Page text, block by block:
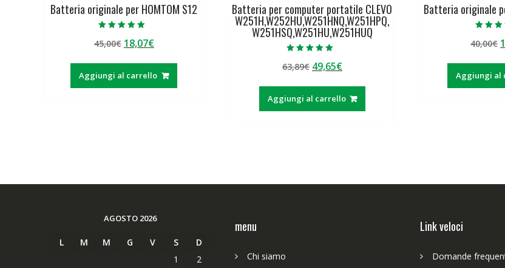
Batteria originale per HOMTOM S12
5.00
su 5
45,00€ Il
originale
era:
18,07€Il
attuale
è:
Aggiungi al carrello
Batteria per computer portatile CLEVO
W251H,W252HU,W251HNQ,W251HPQ,
W251HSQ,W251HU,W251HUQ
5.00
su 5
63,89€ Il
originale
era:
49,65€Il
attuale
è:
Aggiungi al carrello
Batteria originale
su
40,00€ Il
Aggiungi al
AGOSTO 2026
L M M G V S
D
1
2
menu
Chi siamo
Link veloci
Domande